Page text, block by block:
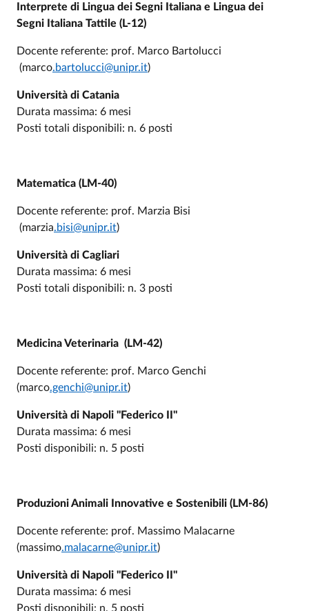
Interprete di Lingua dei Segni Italiana e Lingua dei
Segni Italiana Tattile (L-12)
Docente referente: prof. Marco Bartolucci
(marco.bartolucci@unipr.it)
Università di Catania
Durata massima: 6 mesi
Posti totali disponibili: n. 6 posti
Matematica (LM-40)
Docente referente: prof. Marzia Bisi
(marzia.bisi@unipr.it)
Università di Cagliari
Durata massima: 6 mesi
Posti totali disponibili: n. 3 posti
Medicina Veterinaria (LM-42)
Docente referente: prof. Marco Genchi
(marco.genchi@unipr.it)
Università di Napoli "Federico II"
Durata massima: 6 mesi
Posti disponibili: n. 5 posti
Produzioni Animali Innovative e Sostenibili (LM-86)
Docente referente: prof. Massimo Malacarne
(massimo.malacarne@unipr.it)
Università di Napoli "Federico II"
Durata massima: 6 mesi
Posti disponibili: n. 5 posti